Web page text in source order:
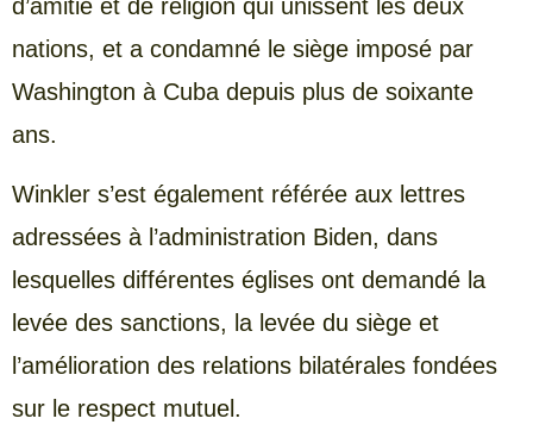
d’amitié et de religion qui unissent les deux
nations, et a condamné le siège imposé par
Washington à Cuba depuis plus de soixante
ans.
Winkler s’est également référée aux lettres
adressées à l’administration Biden, dans
lesquelles différentes églises ont demandé la
levée des sanctions, la levée du siège et
l’amélioration des relations bilatérales fondées
sur le respect mutuel.